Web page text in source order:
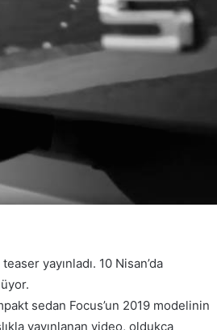
yayınladı. 10 Nisan’da
sedan Focus’un 2019 modelinin
yayınlanan video, oldukça